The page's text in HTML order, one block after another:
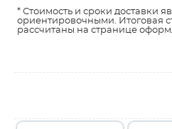
* Стоимость и сроки доставки
ориентировочными. Итоговая
рассчитаны на странице